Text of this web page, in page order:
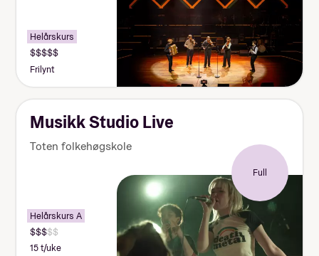
Helårskurs
Frilynt
Musikk Studio Live
Toten folkehøgskole
Full
Helårskurs A
15 t/uke